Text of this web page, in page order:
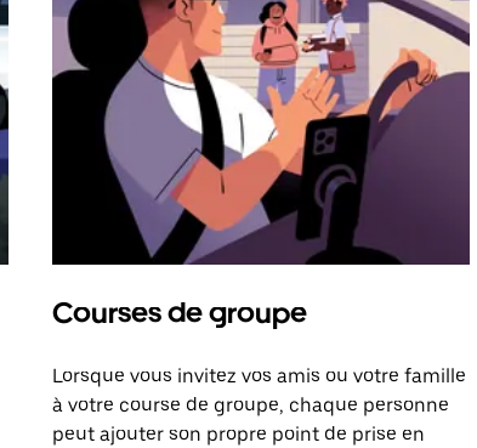
Courses de groupe
Lorsque vous invitez vos amis ou votre famille
à votre course de groupe, chaque personne
peut ajouter son propre point de prise en